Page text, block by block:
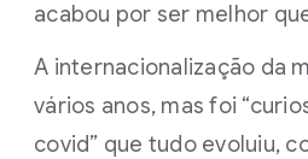
acabou por ser melhor
A internacionalização da
vários anos, mas foi
covid” que tudo evoluiu,